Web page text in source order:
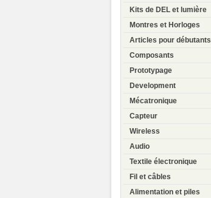
Kits de DEL et lumière
Montres et Horloges
Articles pour débutants
Composants
Prototypage
Development
Mécatronique
Capteur
Wireless
Audio
Textile électronique
Fil et câbles
Alimentation et piles